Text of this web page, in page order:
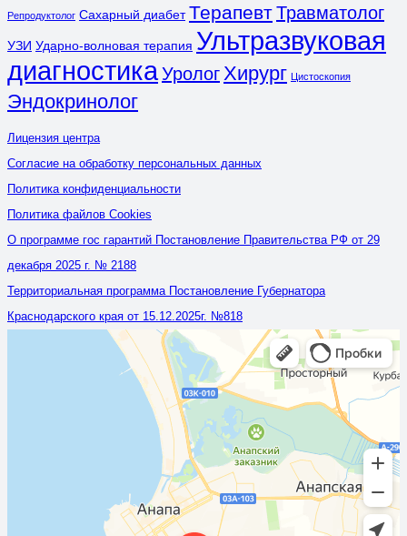
Репродуктолог Сахарный диабет ТерапевтТравматолог
УЗИ Ударно-волновая терапия Ультразвуковая
диагностикаУролог Хирург Цистоскопия
Эндокринолог
Лицензия центра
Согласие на обработку персональных данных
Политика конфиденциальности
Политика файлов Cookies
О программе гос гарантий Постановление Правительства РФ от 29
декабря 2025 г. № 2188
Территориальная программа Постановление Губернатора
Краснодарского края от 15.12.2025г. №818